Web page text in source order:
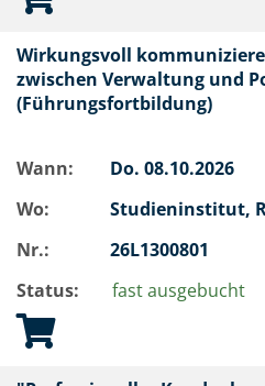
Wirkungsvoll
zwischen Verwaltung und
(Führungsfortbildung)
Wann: Do. 08.10.2026
Wo:
Studieninstitut,
Nr.:
26L1300801
Status:
fast ausgebucht